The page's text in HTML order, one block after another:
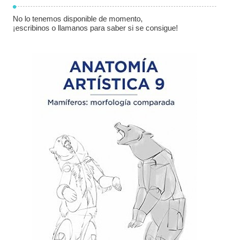
No lo tenemos disponible de momento,
¡escribinos o llamanos para saber si se consigue!